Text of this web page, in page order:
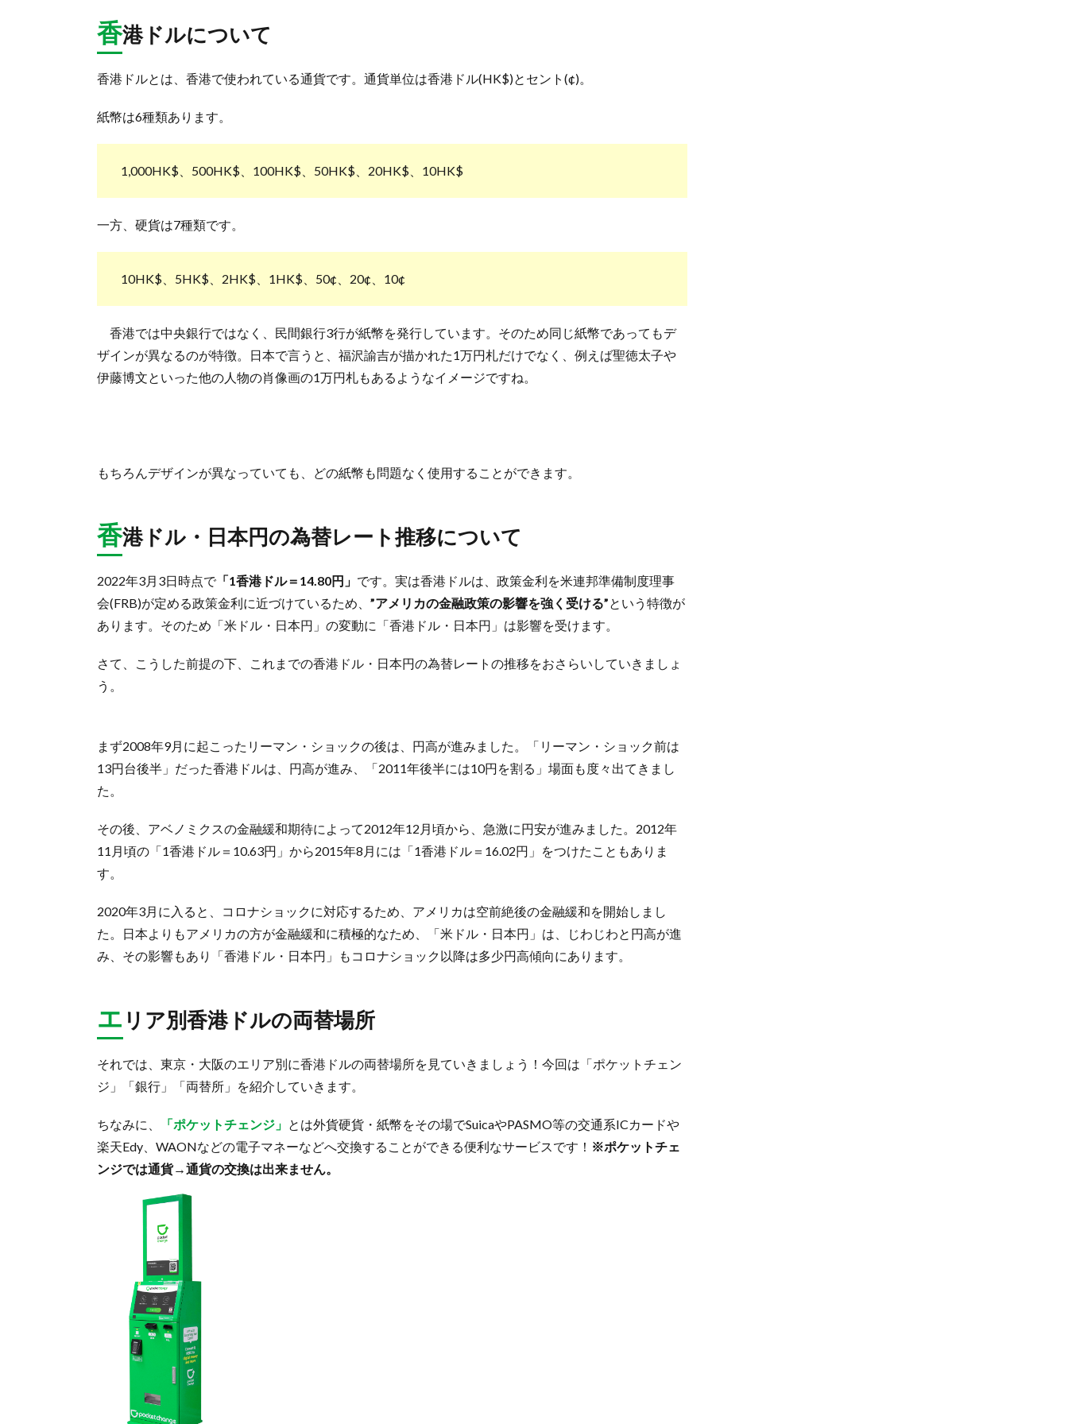
香港ドルについて
香港ドルとは、香港で使われている通貨です。通貨単位は香港ドル(HK$)とセント(¢)。
紙幣は6種類あります。
1,000HK$、500HK$、100HK$、50HK$、20HK$、10HK$
一方、硬貨は7種類です。
10HK$、5HK$、2HK$、1HK$、50¢、20¢、10¢
香港では中央銀行ではなく、民間銀行3行が紙幣を発行しています。そのため同じ紙幣であってもデ
ザインが異なるのが特徴。日本で言うと、福沢諭吉が描かれた1万円札だけでなく、例えば聖徳太子や
伊藤博文といった他の人物の肖像画の1万円札もあるようなイメージですね。
もちろんデザインが異なっていても、どの紙幣も問題なく使用することができます。
香港ドル・日本円の為替レート推移について
2022年3月3日時点で「1香港ドル＝14.80円」 です。実は香港ドルは、政策金利を米連邦準備制度理事
会(FRB)が定める政策金利に近づけているため、 ”アメリカの金融政策の影響を強く受ける”という特徴が
あります。そのため「米ドル・日本円」の変動に「香港ドル・日本円」は影響を受けます。
さて、こうした前提の下、これまでの香港ドル・日本円の為替レートの推移をおさらいしていきましょ
う。
まず2008年9月に起こったリーマン・ショックの後は、円高が進みました。「リーマン・ショック前は
13円台後半」だった香港ドルは、円高が進み、「2011年後半には10円を割る」場面も度々出てきまし
た。
その後、アベノミクスの金融緩和期待によって2012年12月頃から、急激に円安が進みました。2012年
11月頃の「1香港ドル＝10.63円」から2015年8月には「1香港ドル＝16.02円」をつけたこともありま
す。
2020年3月に入ると、コロナショックに対応するため、アメリカは空前絶後の金融緩和を開始しまし
た。日本よりもアメリカの方が金融緩和に積極的なため、「米ドル・日本円」は、じわじわと円高が進
み、その影響もあり「香港ドル・日本円」もコロナショック以降は多少円高傾向にあります。
エ リア別香港ドルの両替場所
それでは、東京・大阪のエリア別に香港ドルの両替場所を見ていきましょう！今回は「ポケットチェン
ジ」「銀行」「両替所」を紹介していきます。
ちなみに、 「ポケットチェンジ」 とは外貨硬貨・紙幣をその場でSuicaやPASMO等の交通系ICカードや
楽天Edy、WAONなどの電子マネーなどへ交換することができる便利なサービスです！ ※ポケットチェ
ンジでは通貨→通貨の交換は出来ません。